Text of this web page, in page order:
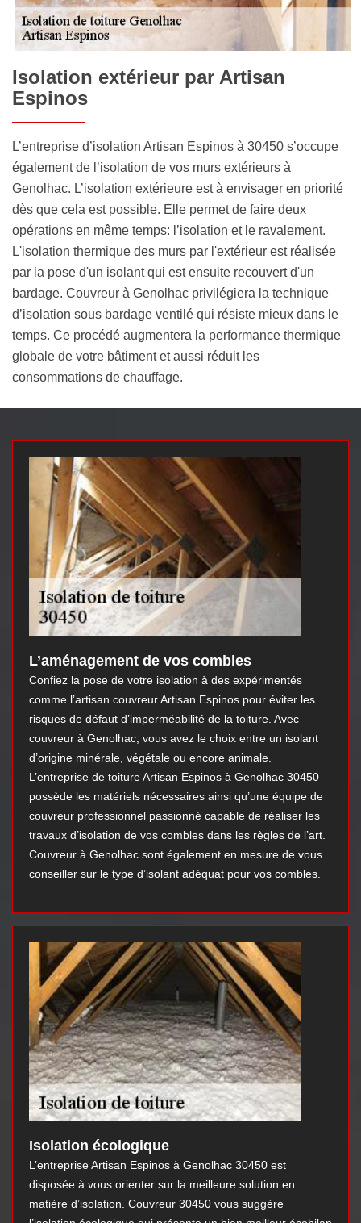
Isolation extérieur par Artisan
Espinos
L’entreprise d’isolation Artisan Espinos à 30450 s’occupe
également de l’isolation de vos murs extérieurs à
Genolhac. L’isolation extérieure est à envisager en priorité
dès que cela est possible. Elle permet de faire deux
opérations en même temps: l’isolation et le ravalement.
L'isolation thermique des murs par l'extérieur est réalisée
par la pose d'un isolant qui est ensuite recouvert d'un
bardage. Couvreur à Genolhac privilégiera la technique
d’isolation sous bardage ventilé qui résiste mieux dans le
temps. Ce procédé augmentera la performance thermique
globale de votre bâtiment et aussi réduit les
consommations de chauffage.
L’aménagement de vos combles
Confiez la pose de votre isolation à des expérimentés
comme l’artisan couvreur Artisan Espinos pour éviter les
risques de défaut d’imperméabilité de la toiture. Avec
couvreur à Genolhac, vous avez le choix entre un isolant
d’origine minérale, végétale ou encore animale.
L’entreprise de toiture Artisan Espinos à Genolhac 30450
possède les matériels nécessaires ainsi qu’une équipe de
couvreur professionnel passionné capable de réaliser les
travaux d’isolation de vos combles dans les règles de l’art.
Couvreur à Genolhac sont également en mesure de vous
conseiller sur le type d’isolant adéquat pour vos combles.
Isolation écologique
L’entreprise Artisan Espinos à Genolhac 30450 est
disposée à vous orienter sur la meilleure solution en
matière d’isolation. Couvreur 30450 vous suggère